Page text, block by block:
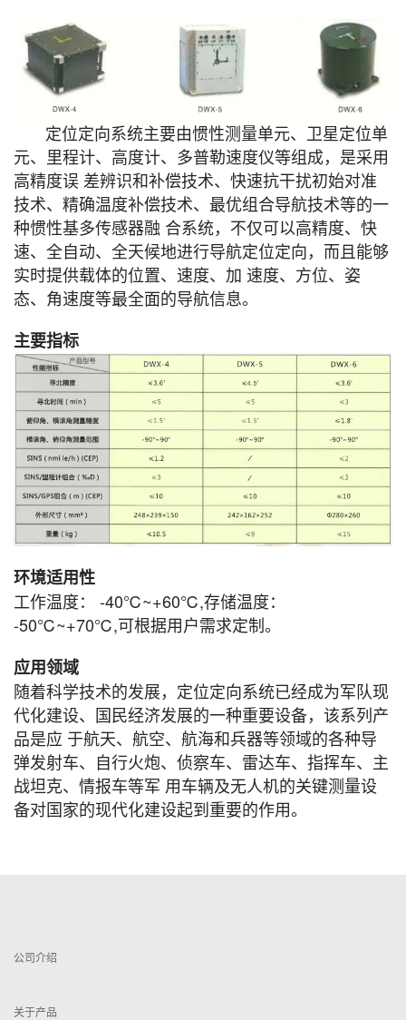
定位定向系统主要由惯性测量单元、卫星定位单
元、里程计、高度计、多普勒速度仪等组成，是采用
高精度误 差辨识和补偿技术、快速抗干扰初始对准
技术、精确温度补偿技术、最优组合导航技术等的一
种惯性基多传感器融 合系统，不仅可以高精度、快
速、全自动、全天候地进行导航定位定向，而且能够
实时提供载体的位置、速度、加 速度、方位、姿
态、角速度等最全面的导航信息。
主要指标
环境适用性
工作温度： -40℃~+60℃,存储温度：
-50℃~+70℃,可根据用户需求定制。
应用领域
随着科学技术的发展，定位定向系统已经成为军队现
代化建设、国民经济发展的一种重要设备，该系列产
品是应 于航天、航空、航海和兵器等领域的各种导
弹发射车、自行火炮、侦察车、雷达车、指挥车、主
战坦克、情报车等军 用车辆及无人机的关键测量设
备对国家的现代化建设起到重要的作用。
公司介绍
关于产品